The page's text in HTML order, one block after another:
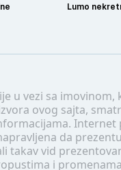
u vezi sa imovinom,
ovog sajta,
Internet
da
takav vid
i
Lumo